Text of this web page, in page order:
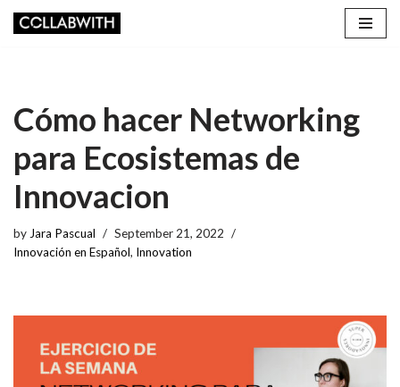
Cómo hacer Networking
para Ecosistemas de
Innovacion
by Jara Pascual
September 21, 2022
Innovación en Español, Innovation